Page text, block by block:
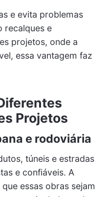
e evita problemas
recalques e
projetos, onde a
essa vantagem faz
Projetos
e rodoviária
túneis e estradas
e confiáveis. A
essas obras sejam